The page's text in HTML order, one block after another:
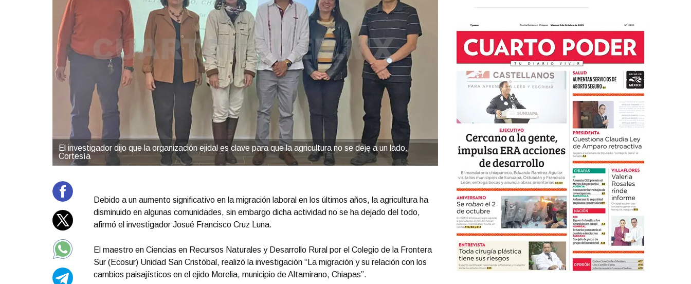
El investigador dijo que la organización ejidal es clave para que la agricultura no se deje a un lado.
Cortesía
Debido a un aumento significativo en la migración laboral en los últimos años, la agricultura ha
disminuido en algunas comunidades, sin embargo dicha actividad no se ha dejado del todo,
afirmó el investigador Josué Francisco Cruz Luna.
El maestro en Ciencias en Recursos Naturales y Desarrollo Rural por el Colegio de la Frontera
Sur (Ecosur) Unidad San Cristóbal, realizó la investigación “La migración y su relación con los
cambios paisajísticos en el ejido Morelia, municipio de Altamirano, Chiapas”.